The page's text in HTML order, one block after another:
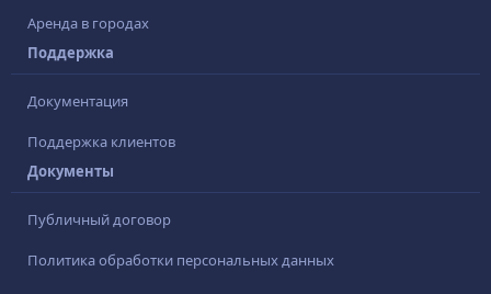
Аренда в городах
Поддержка
Документация
Поддержка клиентов
Документы
Публичный договор
Политика обработки персональных данных